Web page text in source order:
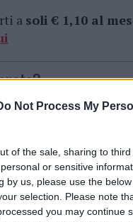
Not Process My
of the sale, sharing to
or sensitive
by us, please use the
selection. Please note
you may continue
a soli € 1,10 al
l'accesso andando
Bologna
Notizie